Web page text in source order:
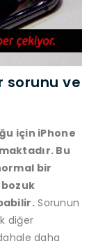
sorunu ve
için iPhone
Bu
bir
Sorunun
diğer
daha